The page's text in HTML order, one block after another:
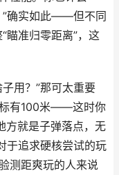
”确实如此——但不同
瞄准归零距离”，这
用？”那可太重要
标有100米——这时你
方就是子弹落点，无
于追求硬核尝试的玩
测距爽玩的人来说